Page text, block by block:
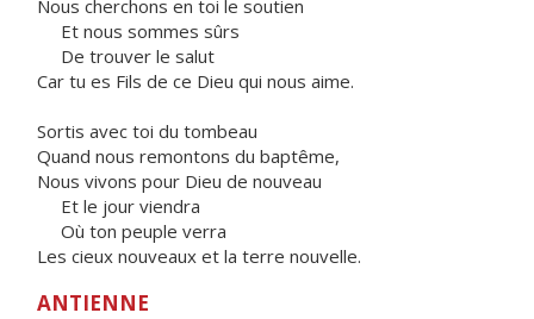
Nous cherchons en toi le soutien
Et nous sommes sûrs
De trouver le salut
Car tu es Fils de ce Dieu qui nous aime.
Sortis avec toi du tombeau
Quand nous remontons du baptême,
Nous vivons pour Dieu de nouveau
Et le jour viendra
Où ton peuple verra
Les cieux nouveaux et la terre nouvelle.
ANTIENNE